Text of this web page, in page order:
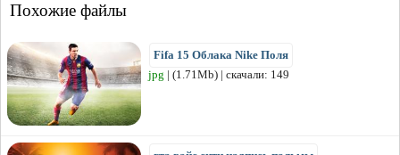
Похожие файлы
Fifa 15 Облака Nike Поля
jpg | (1.71Mb) | скачали: 149